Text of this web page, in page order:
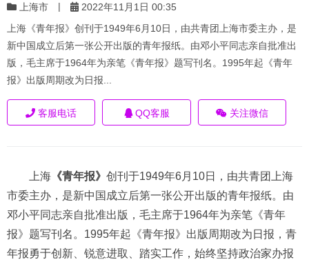
上海市 |
2022年11月1日 00:35
上海《青年报》创刊于1949年6月10日，由共青团上海市委主办，是
新中国成立后第一张公开出版的青年报纸。由邓小平同志亲自批准出
版，毛主席于1964年为亲笔《青年报》题写刊名。1995年起《青年
报》出版周期改为日报...
客服电话 QQ客服 关注微信
上海 《青年报》 创刊于1949年6月10日，由共青团上海
市委主办，是新中国成立后第一张公开出版的青年报纸。由
邓小平同志亲自批准出版，毛主席于1964年为亲笔《青年
报》题写刊名。1995年起《青年报》出版周期改为日报，青
年报勇于创新、锐意进取、踏实工作，始终坚持政治家办报